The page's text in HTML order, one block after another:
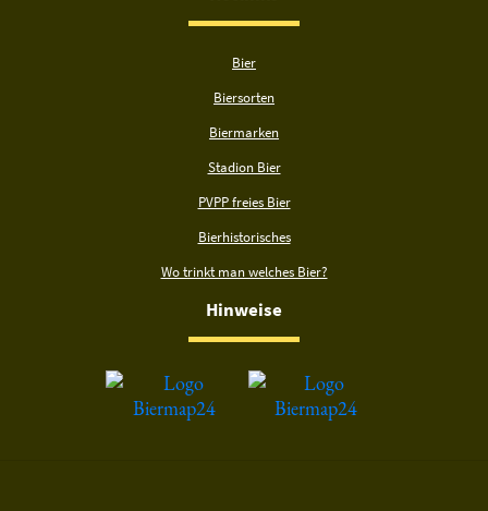
Bier
Biersorten
Biermarken
Stadion Bier
PVPP freies Bier
Bierhistorisches
Wo trinkt man welches Bier?
Hinweise